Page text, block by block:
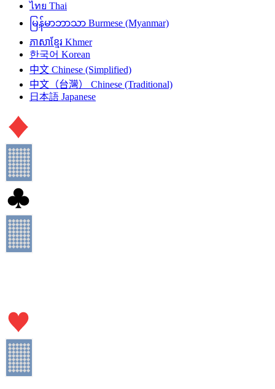
ไทย Thai
မြန်မာဘာသာ Burmese (Myanmar)
ភាសាខ្មែរ Khmer
한국어 Korean
中文 Chinese (Simplified)
中文（台灣）
Chinese (Traditional)
日本語 Japanese